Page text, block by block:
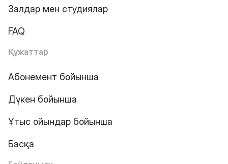
Залдар мен студиялар
FAQ
Құжаттар
Абонемент бойынша
Дүкен бойынша
Ұтыс ойындар бойынша
Басқа